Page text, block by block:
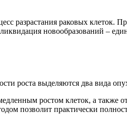
разрастания раковых
новообразований –
роста выделяются два вида
ростом клеток, а также
позволит практически